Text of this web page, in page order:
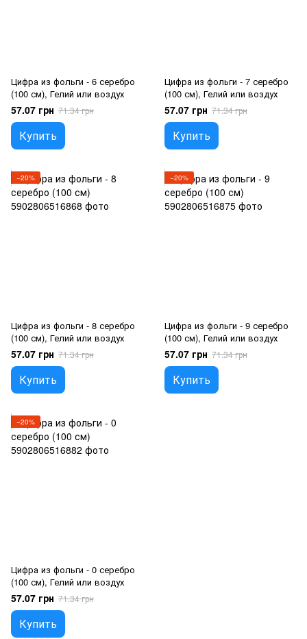
Цифра из фольги - 6 серебро
(100 см), Гелий или воздух
57.07 грн 71.34 грн
Купить
Цифра из фольги - 7 серебро
(100 см), Гелий или воздух
57.07 грн 71.34 грн
Купить
−20%
Цифра из фольги - 8 серебро
(100 см), Гелий или воздух
57.07 грн 71.34 грн
Купить
−20%
Цифра из фольги - 9 серебро
(100 см), Гелий или воздух
57.07 грн 71.34 грн
Купить
−20%
Цифра из фольги - 0 серебро
(100 см), Гелий или воздух
57.07 грн 71.34 грн
Купить